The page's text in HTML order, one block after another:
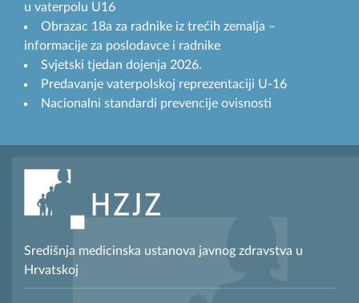
u vaterpolu U16
Obrazac 18a za radnike iz trećih zemalja –
informacije za poslodavce i radnike
Svjetski tjedan dojenja 2026.
Predavanje vaterpolskoj reprezentaciji U-16
Nacionalni standardi prevencije ovisnosti
Središnja medicinska ustanova javnog zdravstva u
Hrvatskoj